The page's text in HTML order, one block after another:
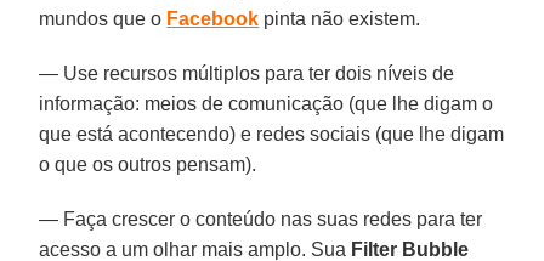
mundos que o Facebook pinta não existem.
— Use recursos múltiplos para ter dois níveis de
informação: meios de comunicação (que lhe digam o
que está acontecendo) e redes sociais (que lhe digam
o que os outros pensam).
— Faça crescer o conteúdo nas suas redes para ter
acesso a um olhar mais amplo. Sua Filter Bubble